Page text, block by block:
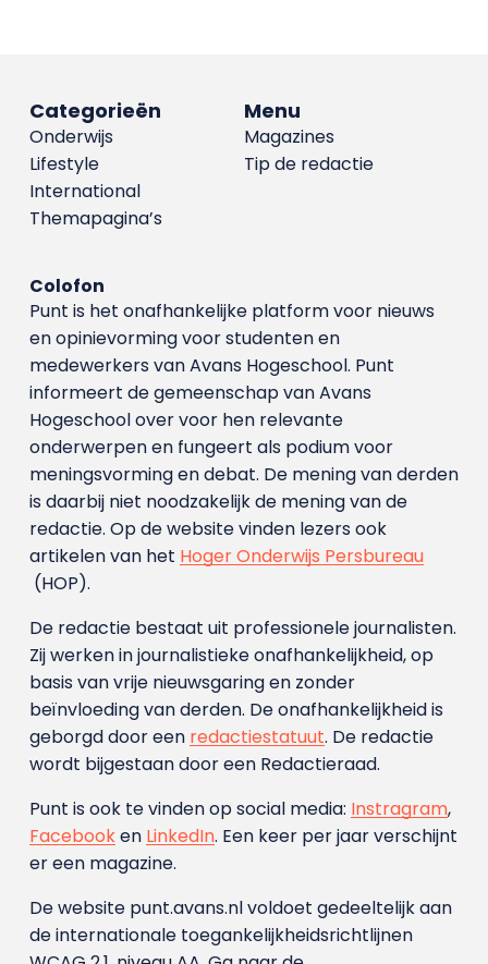
Menu
Magazines
Tip de redactie
Categorieën
Onderwijs
Lifestyle
International
Themapagina’s
Colofon
Punt is het onafhankelijke platform voor nieuws
en opinievorming voor studenten en
medewerkers van Avans Hoge­school. Punt
informeert de gemeenschap van Avans
Hogeschool over voor hen relevante
onderwerpen en fungeert als podium voor
meningsvorming en debat. De mening van derden
is daarbij niet noodzakelijk de mening van de
redactie. Op de website vinden lezers ook
artikelen van het Hoger Onderwijs Persbureau
(HOP).
De redactie bestaat uit professionele journalisten.
Zij werken in journalistieke onafhankelijkheid, op
basis van vrije nieuwsgaring en zonder
beïnvloeding van derden. De onafhankelijkheid is
geborgd door een redactiestatuut. De redactie
wordt bijgestaan door een Redactieraad.
Punt is ook te vinden op social media: Instragram,
Facebooken LinkedIn. Een keer per jaar verschijnt
er een magazine.
De website punt.avans.nl voldoet gedeeltelijk aan
de internationale toegankelijkheidsrichtlijnen